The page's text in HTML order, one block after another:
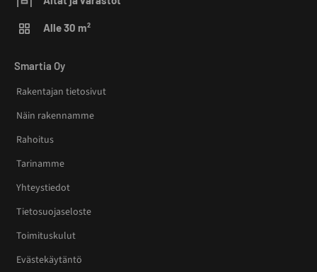
Alle 30 m²
Smartia Oy
Rakentajan tietosivut
Näin rakennamme
Rahoitus
Tarinamme
Yhteystiedot
Tietosuojaseloste
Toimituskulut
Evästekäytäntö